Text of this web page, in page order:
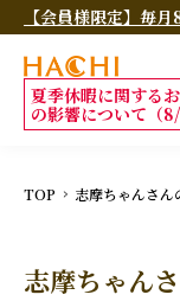
【会員様限定】毎
夏季休暇に関する
の影響について（8/
TOP 志摩ちゃんさん
志摩ちゃん